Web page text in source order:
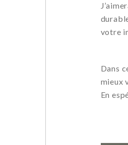
votre
Dans
mieux
En